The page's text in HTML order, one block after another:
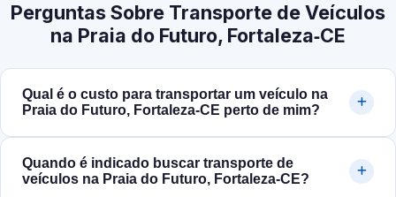
Perguntas Sobre Transporte de Veículos
na Praia do Futuro, Fortaleza‑CE
Qual é o custo para transportar um veículo na
Praia do Futuro, Fortaleza‑CE perto de mim?
Quando é indicado buscar transporte de
veículos na Praia do Futuro, Fortaleza‑CE?